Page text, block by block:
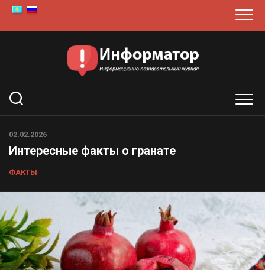
Перейти
содержанию
02.02.2026
Интересные факты о гранате
ФАКТЫ